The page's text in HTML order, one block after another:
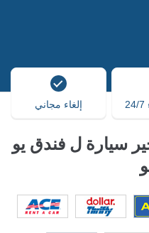
إلغاء مجاني
سيارة ل فندق يو